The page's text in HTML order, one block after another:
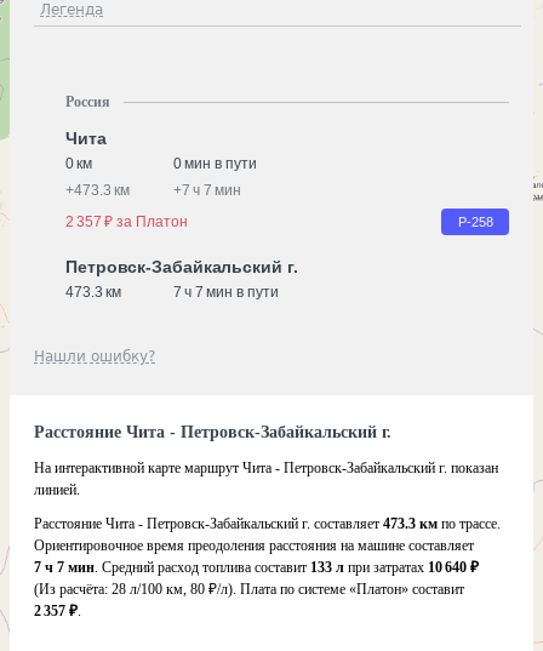
Легенда
Россия
Чита
0 км
0 мин в пути
+473.3 км +7 ч 7 мин
2 357 ₽ за Платон
Р-258
Петровск-Забайкальский г.
473.3 км 7 ч 7 мин в пути
Нашли ошибку?
Расстояние Чита - Петровск-Забайкальский г.
На интерактивной карте маршрут Чита - Петровск-Забайкальский г. показан
линией.
Расстояние Чита - Петровск-Забайкальский г. составляет 473.3 км по трассе.
Ориентировочное время преодоления расстояния на машине составляет
7 ч 7 мин. Средний расход топлива составит 133 л при затратах 10 640 ₽
(Из расчёта: 28 л/100 км, 80 ₽/л). Плата по системе «Платон» составит
2 357 ₽.